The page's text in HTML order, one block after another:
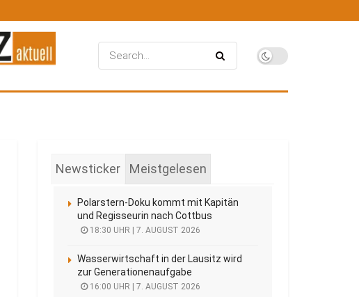
Newsticker Meistgelesen
Polarstern-Doku kommt mit Kapitän
und Regisseurin nach Cottbus
18:30 UHR | 7. AUGUST 2026
Wasserwirtschaft in der Lausitz wird
zur Generationenaufgabe
16:00 UHR | 7. AUGUST 2026